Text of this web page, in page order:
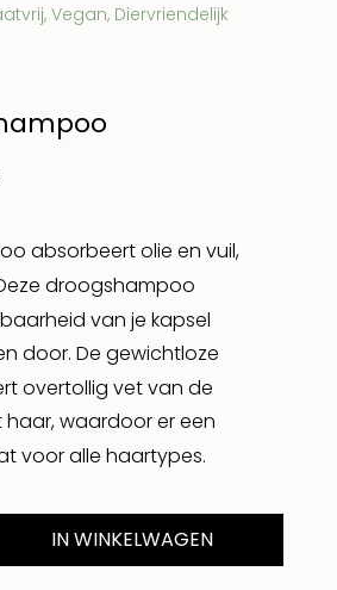
Vegan, Diervriendelijk
absorbeert olie en vuil,
droogshampoo
van je kapsel
door. De gewichtloze
overtollig vet van de
waardoor er een
voor alle haartypes.
IN WINKELWAGEN